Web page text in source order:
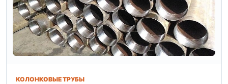
КОЛОНКОВЫЕ ТРУБЫ